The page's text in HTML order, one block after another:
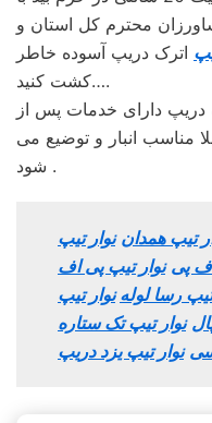
محترم کل استان و
اترک دریپ آسوده خاطر
کشت کنید….
دریپ دارای خدمات پس از
مناسب انبار و توضیع می
شود .
تیپ همدان نوار تیپ
پی نوار تیپ پی اف
رسا لوله نوار تیپ
نوار تیپ تک ستاره
نوار تیپ یزد دریپ